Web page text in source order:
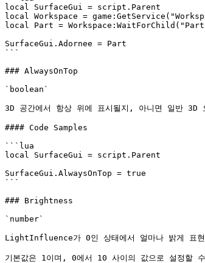
local SurfaceGui = script.Parent
local Workspace =
local Part =
SurfaceGui.Adornee = Part
```
### AlwaysOnTop
`boolean`
3D 공간에서 항상 위에 표시될지, 아니면 일반 3D
#### Code Samples
```lua
local SurfaceGui = script.Parent
SurfaceGui.AlwaysOnTop = true
```
### Brightness
`number`
LightInfluence가 0인 상태에서 얼마나 밝게 표현
기본값은 1이며, 0에서 10 사이의 값으로 설정할